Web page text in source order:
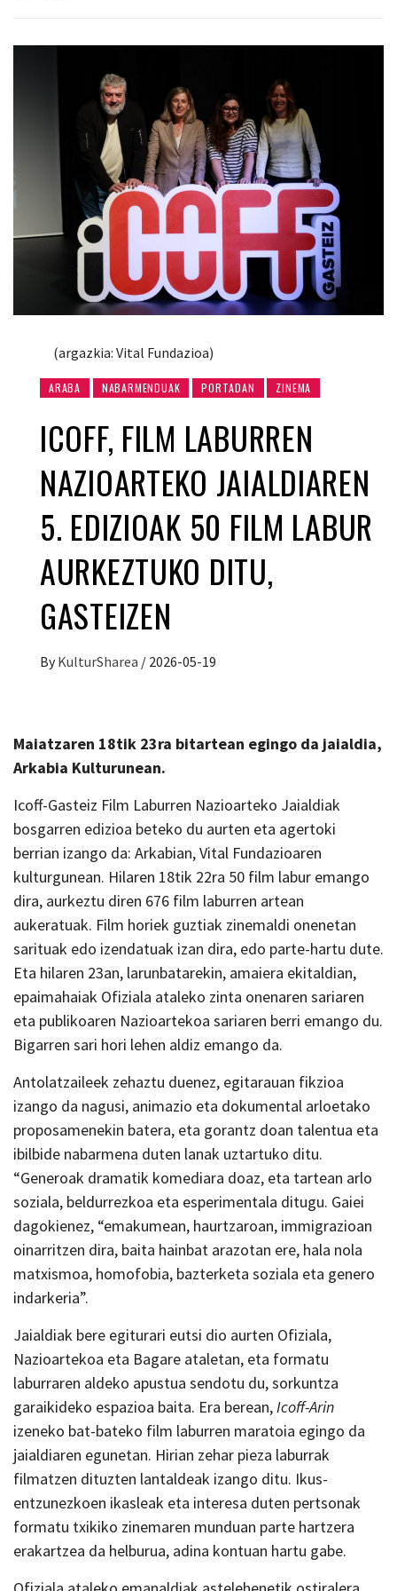
(argazkia: Vital Fundazioa)
ARABA NABARMENDUAK PORTADAN ZINEMA
ICOFF, FILM LABURREN
NAZIOARTEKO JAIALDIAREN
5. EDIZIOAK 50 FILM LABUR
AURKEZTUKO DITU,
GASTEIZEN
By KulturSharea / 2026-05-19
Maiatzaren 18tik 23ra bitartean egingo da jaialdia,
Arkabia Kulturunean.
Icoff-Gasteiz Film Laburren Nazioarteko Jaialdiak
bosgarren edizioa beteko du aurten eta agertoki
berrian izango da: Arkabian, Vital Fundazioaren
kulturgunean. Hilaren 18tik 22ra 50 film labur emango
dira, aurkeztu diren 676 film laburren artean
aukeratuak. Film horiek guztiak zinemaldi onenetan
sarituak edo izendatuak izan dira, edo parte-hartu dute.
Eta hilaren 23an, larunbatarekin, amaiera ekitaldian,
epaimahaiak Ofiziala ataleko zinta onenaren sariaren
eta publikoaren Nazioartekoa sariaren berri emango du.
Bigarren sari hori lehen aldiz emango da.
Antolatzaileek zehaztu duenez, egitarauan fikzioa
izango da nagusi, animazio eta dokumental arloetako
proposamenekin batera, eta gorantz doan talentua eta
ibilbide nabarmena duten lanak uztartuko ditu.
“Generoak dramatik komediara doaz, eta tartean arlo
soziala, beldurrezkoa eta esperimentala ditugu. Gaiei
dagokienez, “emakumean, haurtzaroan, immigrazioan
oinarritzen dira, baita hainbat arazotan ere, hala nola
matxismoa, homofobia, bazterketa soziala eta genero
indarkeria”.
Jaialdiak bere egiturari eutsi dio aurten Ofiziala,
Nazioartekoa eta Bagare ataletan, eta formatu
laburraren aldeko apustua sendotu du, sorkuntza
garaikideko espazioa baita. Era berean,Icoff-Arin
izeneko bat-bateko film laburren maratoia egingo da
jaialdiaren egunetan. Hirian zehar pieza laburrak
filmatzen dituzten lantaldeak izango ditu. Ikus-
entzunezkoen ikasleak eta interesa duten pertsonak
formatu txikiko zinemaren munduan parte hartzera
erakartzea da helburua, adina kontuan hartu gabe.